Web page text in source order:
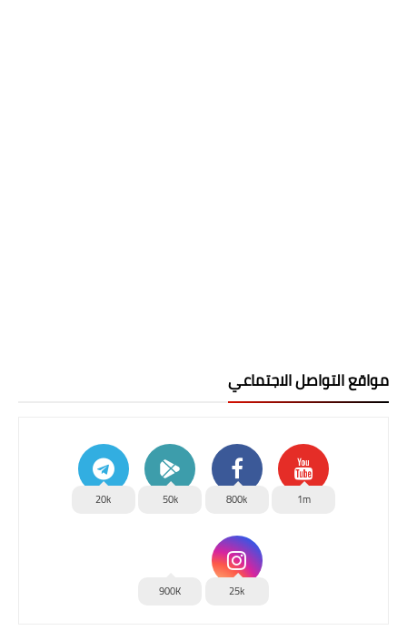
مواقع التواصل الاجتماعي
1m
800k
50k
20k
25k
900K